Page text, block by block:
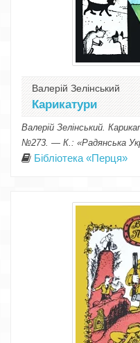
Валерій Зелінський
Карикатури
Валерій Зелінський.
№273. — К.: «Радянська
Бібліотека «Перця»